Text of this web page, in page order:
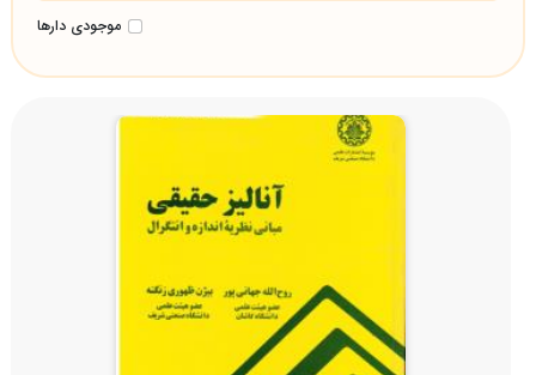
موجودی دارها